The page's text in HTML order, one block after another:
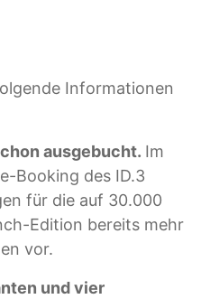
Informationen
ausgebucht. Im
Booking des ID.3
für die auf 30.000
Edition bereits mehr
vor.
und vier